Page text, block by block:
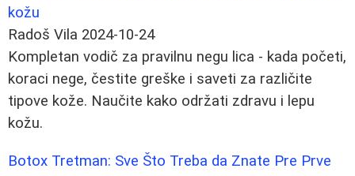
kožu
Radoš Vila 2024-10-24
Kompletan vodič za pravilnu negu lica - kada početi,
koraci nege, čestite greške i saveti za različite
tipove kože. Naučite kako održati zdravu i lepu
kožu.
Botox Tretman: Sve Što Treba da Znate Pre Prve